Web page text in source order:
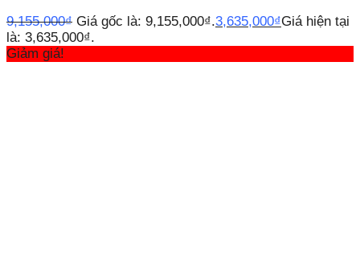
9,155,000₫ Giá gốc là: 9,155,000₫.3,635,000₫Giá hiện tại
là: 3,635,000₫.
Giảm giá!